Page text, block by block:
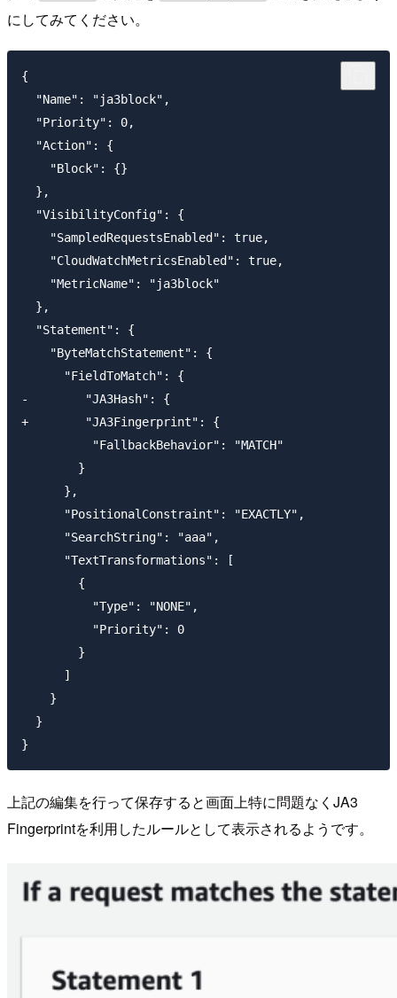
にしてみてください。
{
  "Name": "ja3block",
  "Priority": 0,
  "Action": {
    "Block": {}
  },
  "VisibilityConfig": {
    "SampledRequestsEnabled": true,
    "CloudWatchMetricsEnabled": true,
    "MetricName": "ja3block"
  },
  "Statement": {
    "ByteMatchStatement": {
      "FieldToMatch": {
-        "JA3Hash": {
+        "JA3Fingerprint": {
          "FallbackBehavior": "MATCH"
        }
      },
      "PositionalConstraint": "EXACTLY",
      "SearchString": "aaa",
      "TextTransformations": [
        {
          "Type": "NONE",
          "Priority": 0
        }
      ]
    }
  }
上記の編集を行って保存すると画面上特に問題なくJA3
Fingerprintを利用したルールとして表示されるようです。